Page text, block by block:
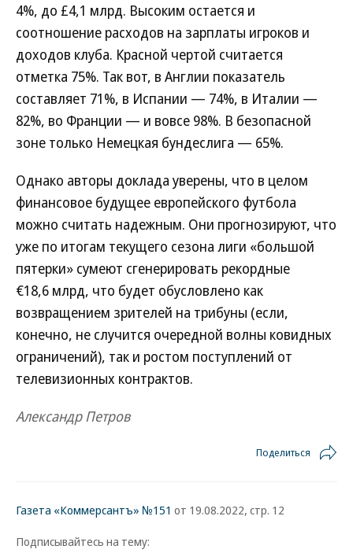
4%, до £4,1 млрд. Высоким остается и
соотношение расходов на зарплаты игроков и
доходов клуба. Красной чертой считается
отметка 75%. Так вот, в Англии показатель
составляет 71%, в Испании — 74%, в Италии —
82%, во Франции — и вовсе 98%. В безопасной
зоне только Немецкая бундеслига — 65%.
Однако авторы доклада уверены, что в целом
финансовое будущее европейского футбола
можно считать надежным. Они прогнозируют, что
уже по итогам текущего сезона лиги «большой
пятерки» сумеют сгенерировать рекордные
€18,6 млрд, что будет обусловлено как
возвращением зрителей на трибуны (если,
конечно, не случится очередной волны ковидных
ограничений), так и ростом поступлений от
телевизионных контрактов.
Александр Петров
Поделиться
Газета «Коммерсантъ» №151 от 19.08.2022, стр. 12
Подписывайтесь на тему: